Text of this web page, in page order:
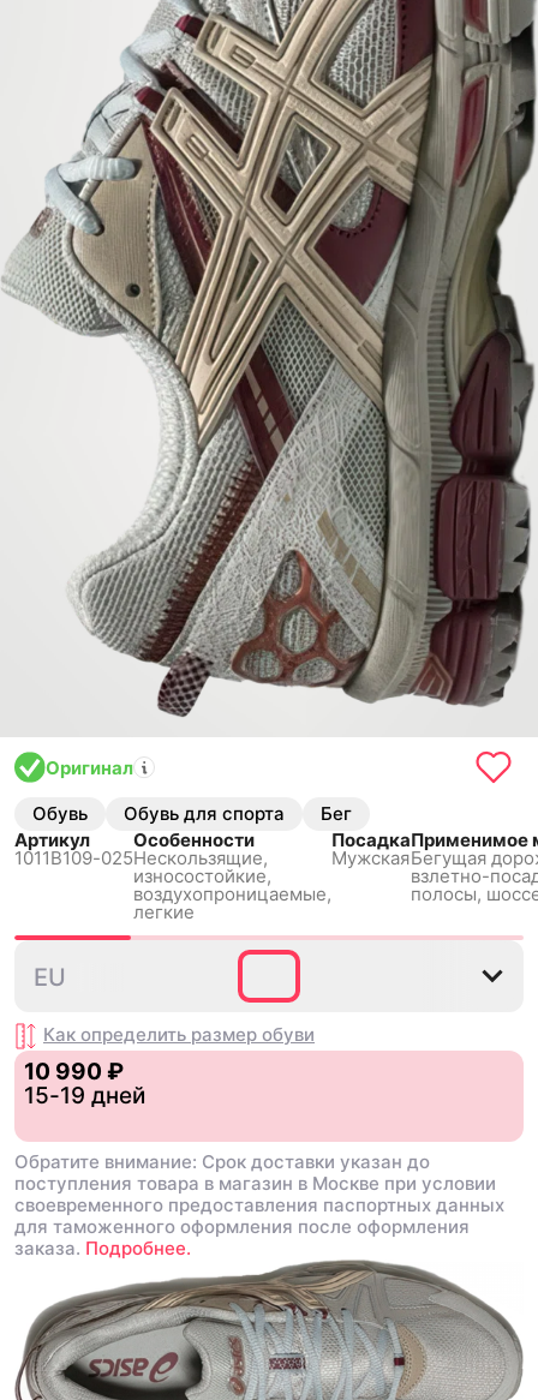
Оригинал
Обувь Обувь для спорта
Бег
Артикул
1011B109-025
Особенности
Нескользящиe,
износостойкие,
воздухопроницаемые,
легкие
Посадка
Мужская
Применимое
Бегущая
взлетно-
полосы,
42
EU
Как определить размер обуви
10 990 ₽
15-19 дней
Обратите внимание: Срок доставки указан до
поступления товара в магазин в Москве при условии
своевременного предоставления паспортных данных
для таможенного оформления после оформления
заказа. Подробнее.